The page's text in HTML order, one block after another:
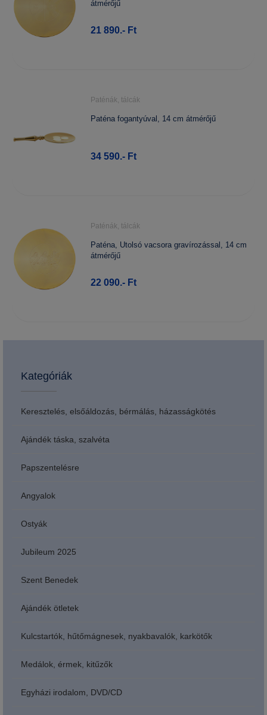
átmérőjű
21 890.- Ft
Paténák, tálcák
Paténa fogantyúval, 14 cm átmérőjű
34 590.- Ft
Paténák, tálcák
Paténa, Utolsó vacsora gravírozással, 14 cm
átmérőjű
22 090.- Ft
Kategóriák
Keresztelés, elsőáldozás, bérmálás, házasságkötés
Ajándék táska, szalvéta
Papszentelésre
Angyalok
Ostyák
Jubileum 2025
Szent Benedek
Ajándék ötletek
Kulcstartók, hűtőmágnesek, nyakbavalók, karkötők
Medálok, érmek, kitűzők
Egyházi irodalom, DVD/CD